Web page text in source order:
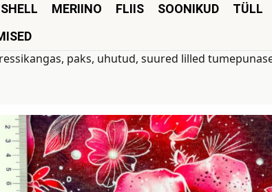
MERIINO FLIIS SOONIKUD TÜLL
paks, uhutud, suured lilled